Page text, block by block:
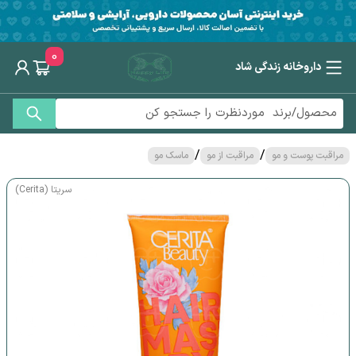
داروخانه زندگی شاد
0
مراقبت پوست و مو / مراقبت از مو / ماسک مو
سریتا (Cerita)